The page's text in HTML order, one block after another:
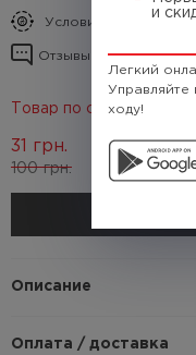
и
Легкий
Управляйте
ходу!
Условия кэшбека
Отзывы о товаре
Товар по скидке 70%
100 грн.
31 грн.
(Кэшбек 3.1
Описание
Оплата / доставка